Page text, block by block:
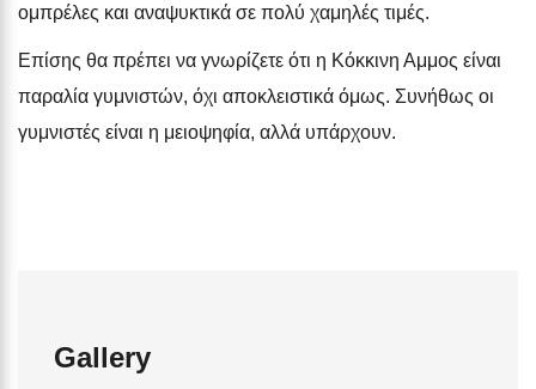
ομπρέλες και αναψυκτικά σε πολύ χαμηλές τιμές.
Επίσης θα πρέπει να γνωρίζετε ότι η Κόκκινη Αμμος είναι
παραλία γυμνιστών, όχι αποκλειστικά όμως. Συνήθως οι
γυμνιστές είναι η μειοψηφία, αλλά υπάρχουν.
Gallery